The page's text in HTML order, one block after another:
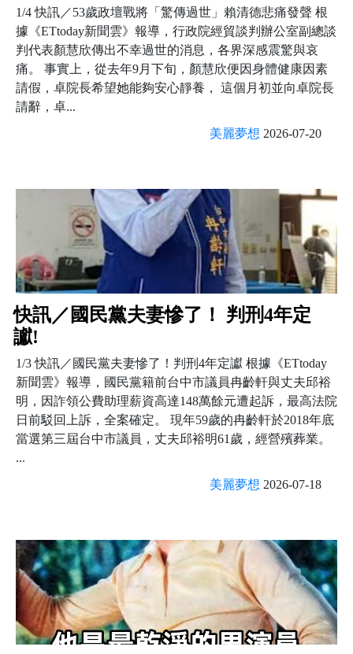
1/4 快訊／53歲政壇戰將「驚傳過世」賴清德悲痛發聲 根
據《ETtoday新聞雲》報導，行政院經貿談判辦公室副總談
判代表顏慧欣傳出不幸過世的消息，各界深感震驚與哀
痛。 事實上，從去年9月下旬，顏慧欣便因身體健康因素
請假，卓院長希望她能夠安心靜養， 這個月初並向卓院長
請辭，卓...
美麗夢想 2026-07-20
快訊／國民黨夫妻慘了！ 判刑4年定
讞!
1/3 快訊／國民黨夫妻慘了！判刑4年定讞 根據《ETtoday
新聞雲》報導，國民黨籍前台中市議員冉齡軒與丈夫邱裕
明，因詐領公費助理薪資高達148萬餘元遭起訴，最高法院
日前駁回上訴，全案確定。 現年59歲的冉齡軒於2018年底
當選第三屆台中市議員，丈夫邱裕明61歲，經營殯葬業。
...
美麗夢想 2026-07-18